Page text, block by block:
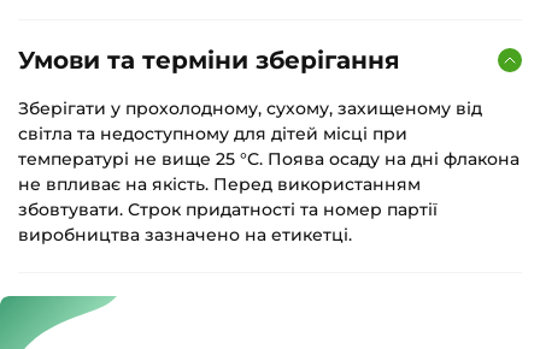
Умови та терміни зберігання
Зберігати у прохолодному, сухому, захищеному від
світла та недоступному для дітей місці при
температурі не вище 25 °С. Поява осаду на дні флакона
не впливає на якість. Перед використанням
збовтувати. Строк придатності та номер партії
виробництва зазначено на етикетці.